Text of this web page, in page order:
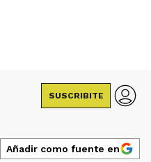
SUSCRIBITE
Añadir como fuente en